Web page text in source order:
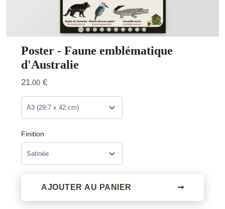
Poster - Faune emblématique
d'Australie
21.00 €
Finition
AJOUTER AU PANIER ➞